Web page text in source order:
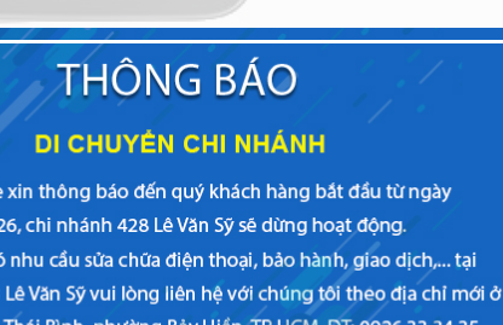
Galaxy J2 Pro 2018
dưới những thao tác cảm ứng như : lướt, chạm, vuốt…
Điều này thực sự nguy hiểm vì không chỉ làm vỡ
gặp những lỗi như sọc màn hình, đơ màn hình cảm
2018 ở đâu?
những trải nghiệm tốt nhất trên J2 Pro 2018. Bạn nên